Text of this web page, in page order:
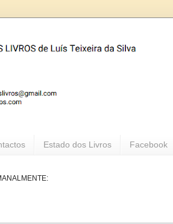
Estado dos Livros Facebook